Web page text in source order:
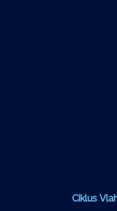
Ciklus